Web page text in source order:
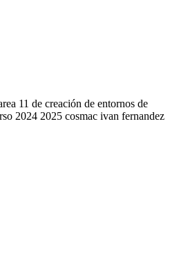
11 de creación de entornos de
2024 2025 cosmac ivan fernandez